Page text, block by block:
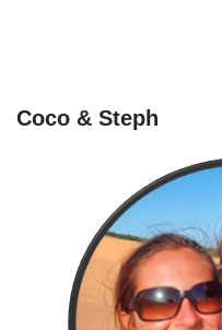
Coco & Steph